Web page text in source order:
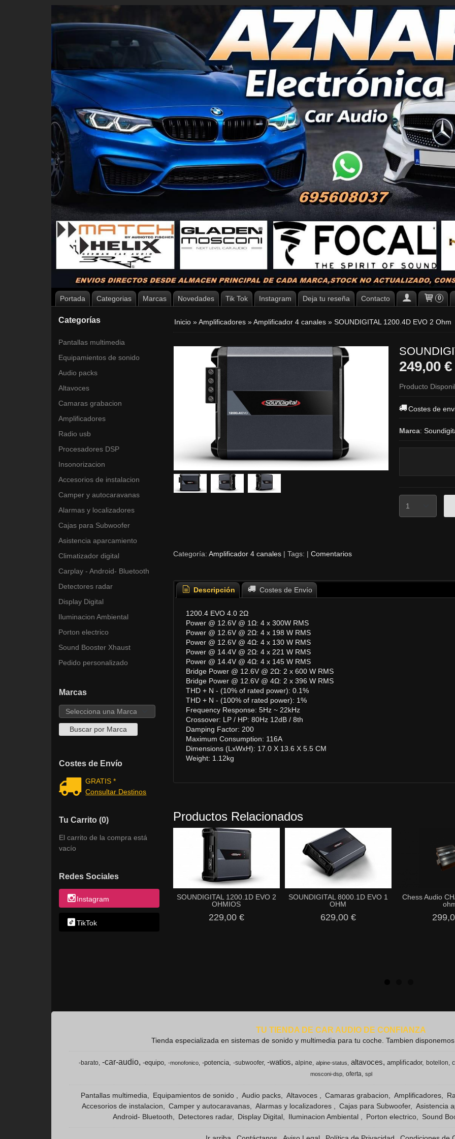
Portada Categorias Marcas Novedades Tik Tok Instagram Deja tu reseña Contacto 0
Categorías
Pantallas multimedia
Equipamientos de sonido
Audio packs
Altavoces
Camaras grabacion
Amplificadores
Radio usb
Procesadores DSP
Insonorizacion
Accesorios de instalacion
Camper y autocaravanas
Alarmas y localizadores
Cajas para Subwoofer
Asistencia aparcamiento
Climatizador digital
Carplay - Android- Bluetooth
Detectores radar
Display Digital
Iluminacion Ambiental
Porton electrico
Sound Booster Xhaust
Pedido personalizado
Marcas
Costes de Envío
GRATIS *
Consultar Destinos
Tu Carrito (0)
El carrito de la compra está
vacío
Redes Sociales
Instagram
TikTok
Inicio»Amplificadores»Amplificador 4 canales» SOUNDIGITAL 1200.4D EVO 2 Ohm
249,00 €
Producto
Costes de
Marca:
Categoría: Amplificador 4 canales| Tags: | Comentarios
Descripción Costes de Envío
1200.4 EVO 4.0 2Ω
Power @ 12.6V @ 1Ω: 4 x 300W RMS
Power @ 12.6V @ 2Ω: 4 x 198 W RMS
Power @ 12.6V @ 4Ω: 4 x 130 W RMS
Power @ 14.4V @ 2Ω: 4 x 221 W RMS
Power @ 14.4V @ 4Ω: 4 x 145 W RMS
Bridge Power @ 12.6V @ 2Ω: 2 x 600 W RMS
Bridge Power @ 12.6V @ 4Ω: 2 x 396 W RMS
THD + N - (10% of rated power): 0.1%
THD + N - (100% of rated power): 1%
Frequency Response: 5Hz ~ 22kHz
Crossover: LP / HP: 80Hz 12dB / 8th
Damping Factor: 200
Maximum Consumption: 116A
Dimensions (LxWxH): 17.0 X 13.6 X 5.5 CM
Weight: 1.12kg
Productos Relacionados
SOUNDIGITAL 1200.1D EVO 2
OHMIOS
229,00 €
SOUNDIGITAL 8000.1D EVO 1
OHM
629,00 €
Chess Audio
TU TIENDA DE CAR AUDIO DE CONFIANZA
Tienda especializada en sistemas de sonido y multimedia para tu coche. Tambien
-barato -car-audio -equipo -monofonico -potencia -subwoofer -watios alpine alpine-status altavoces amplificador botellon
mosconi-dsp
oferta spl
Pantallas multimedia Equipamientos de sonido Audio packs Altavoces Camaras grabacion Amplificadores
Accesorios de instalacion
Camper y autocaravanas Alarmas y localizadores Cajas para Subwoofer Asistencia
Android- Bluetooth
Detectores radar Display Digital Iluminacion Ambiental Porton electrico Sound